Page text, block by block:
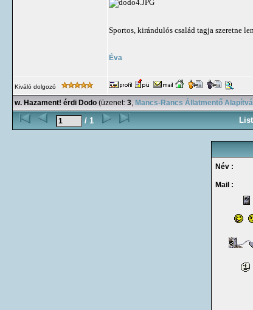
Sportos, kirándulós család tagja szeretne
Éva
Kiváló dolgozó
w. Hazament! érdi Dodo (üzenet: 3, Mancs-Rancs Állatmentő
/ 1
Név :
Mail :